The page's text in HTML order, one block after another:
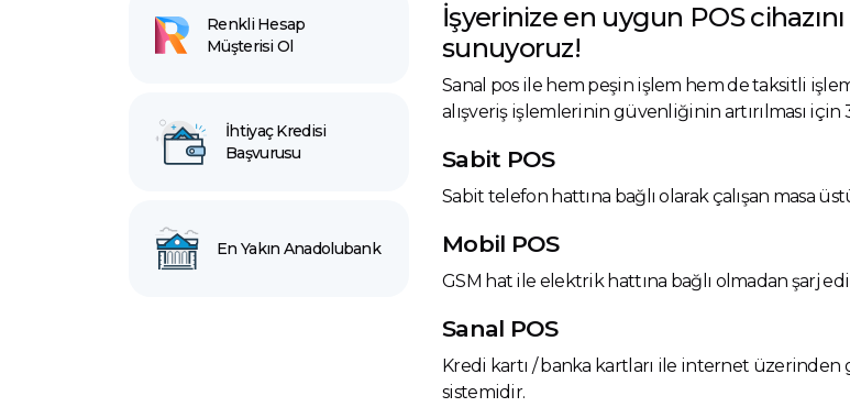
Renkli Hesap
Müşterisi Ol
İhtiyaç Kredisi
Başvurusu
En Yakın Anadolubank
İşyerinize en uygun POS
sunuyoruz!
Sanal pos ile hem peşin işlem hem de taksitli
alışveriş işlemlerinin güvenliğinin artırılması
Sabit POS
Sabit telefon hattına bağlı olarak çalışan masa
Mobil POS
GSM hat ile elektrik hattına bağlı olmadan şarj
Sanal POS
Kredi kartı / banka kartları ile internet üzerinden
sistemidir.